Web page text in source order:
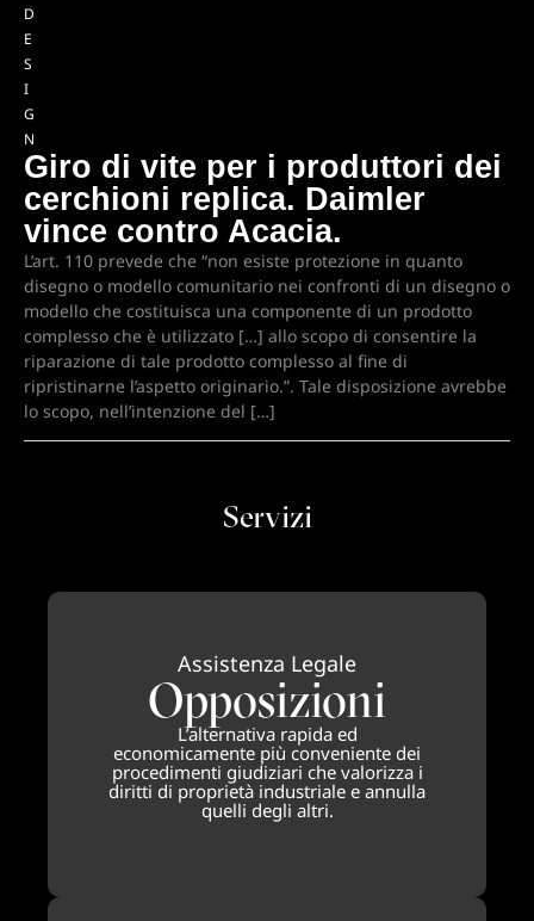
D
E
S
I
G
N
Giro di vite per i produttori dei
cerchioni replica. Daimler
vince contro Acacia.
L’art. 110 prevede che “non esiste protezione in quanto
disegno o modello comunitario nei confronti di un disegno o
modello che costituisca una componente di un prodotto
complesso che è utilizzato […] allo scopo di consentire la
riparazione di tale prodotto complesso al fine di
ripristinarne l’aspetto originario.”. Tale disposizione avrebbe
lo scopo, nell’intenzione del […]
Servizi
Assistenza Legale
Opposizioni
L’alternativa rapida ed
economicamente più conveniente dei
procedimenti giudiziari che valorizza i
diritti di proprietà industriale e annulla
quelli degli altri.